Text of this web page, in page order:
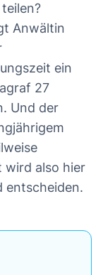
Anwältin
ein
27
Und der
wird also hier
entscheiden.